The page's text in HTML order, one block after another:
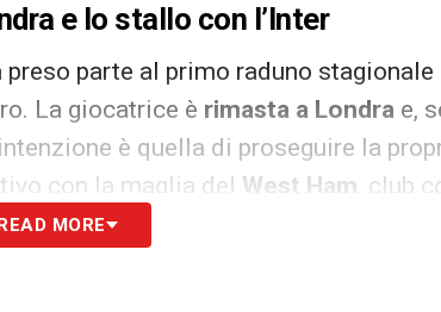
e lo stallo con l’Inter
preso parte al primo raduno stagionale
La giocatrice è rimasta a Londra e,
è quella di proseguire la
con la maglia del West Ham , club
di prestito semestrale.
MORE